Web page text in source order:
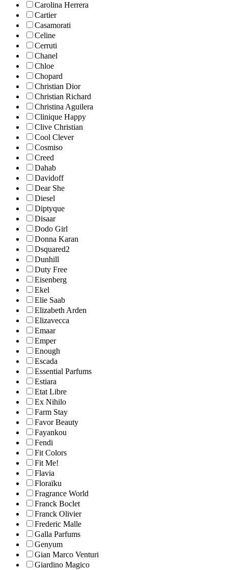
Carolina Herrera
Cartier
Casamorati
Celine
Cerruti
Chanel
Chloe
Chopard
Christian Dior
Christian Richard
Christina Aguilera
Clinique Happy
Clive Christian
Cool Clever
Cosmiso
Creed
Dahab
Davidoff
Dear She
Diesel
Diptyque
Disaar
Dodo Girl
Donna Karan
Dsquared2
Dunhill
Duty Free
Eisenberg
Ekel
Elie Saab
Elizabeth Arden
Elizavecca
Emaar
Emper
Enough
Escada
Essential Parfums
Estiara
Etat Libre
Ex Nihilo
Farm Stay
Favor Beauty
Fayankou
Fendi
Fit Colors
Fit Me!
Flavia
Floraïku
Fragrance World
Franck Boclet
Franck Olivier
Frederic Malle
Galla Parfums
Genyum
Gian Marco Venturi
Giardino Magico